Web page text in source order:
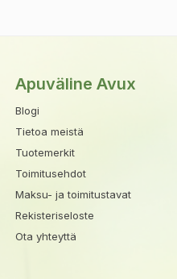
Apuväline Avux
Blogi
Tietoa meistä
Tuotemerkit
Toimitusehdot
Maksu- ja toimitustavat
Rekisteriseloste
Ota yhteyttä